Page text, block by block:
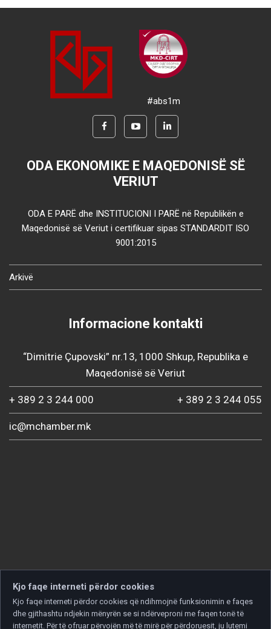
#abs1m
ODA EKONOMIKE E MAQEDONISË SË
VERIUT
ODA E PARË dhe INSTITUCIONI I PARË në Republikën e
Maqedonisë së Veriut i certifikuar sipas STANDARDIT ISO
9001:2015
Arkivë
Informacione kontakti
“Dimitrie Çupovski” nr.13, 1000 Shkup, Republika e
Maqedonisë së Veriut
+ 389 2 3 244 000 + 389 2 3 244 055
ic@mchamber.mk
Kjo faqe interneti përdor cookies
Kjo faqe interneti përdor cookies që ndihmojnë funksionimin e faqes
dhe gjithashtu ndjekin mënyrën se si ndërveproni me faqen tonë të
internetit. Për të ofruar përvojën më të mirë për përdoruesit, ju lutemi